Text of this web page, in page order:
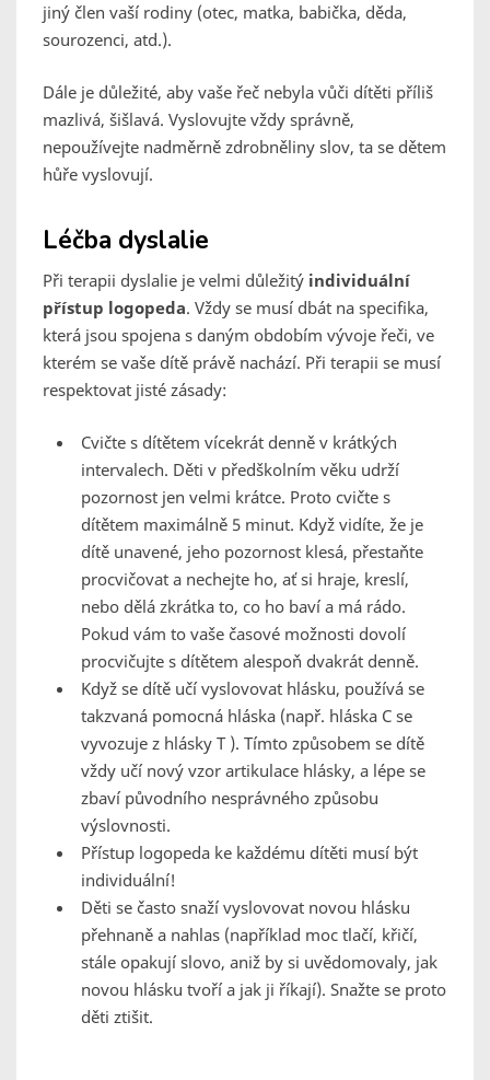
jiný člen vaší rodiny (otec, matka, babička, děda,
sourozenci, atd.).
Dále je důležité, aby vaše řeč nebyla vůči dítěti příliš
mazlivá, šišlavá. Vyslovujte vždy správně,
nepoužívejte nadměrně zdrobněliny slov, ta se dětem
hůře vyslovují.
Léčba dyslalie
Při terapii dyslalie je velmi důležitý individuální
přístup logopeda. Vždy se musí dbát na specifika,
která jsou spojena s daným obdobím vývoje řeči, ve
kterém se vaše dítě právě nachází. Při terapii se musí
respektovat jisté zásady:
Cvičte s dítětem vícekrát denně v krátkých
intervalech. Děti v předškolním věku udrží
pozornost jen velmi krátce. Proto cvičte s
dítětem maximálně 5 minut. Když vidíte, že je
dítě unavené, jeho pozornost klesá, přestaňte
procvičovat a nechejte ho, ať si hraje, kreslí,
nebo dělá zkrátka to, co ho baví a má rádo.
Pokud vám to vaše časové možnosti dovolí
procvičujte s dítětem alespoň dvakrát denně.
Když se dítě učí vyslovovat hlásku, používá se
takzvaná pomocná hláska (např. hláska C se
vyvozuje z hlásky T ). Tímto způsobem se dítě
vždy učí nový vzor artikulace hlásky, a lépe se
zbaví původního nesprávného způsobu
výslovnosti.
Přístup logopeda ke každému dítěti musí být
individuální!
Děti se často snaží vyslovovat novou hlásku
přehnaně a nahlas (například moc tlačí, křičí,
stále opakují slovo, aniž by si uvědomovaly, jak
novou hlásku tvoří a jak ji říkají). Snažte se proto
děti ztišit.